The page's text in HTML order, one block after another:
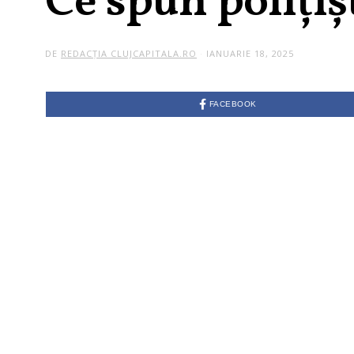
DE REDACȚIA CLUJCAPITALA.RO IANUARIE 18, 2025
FACEBOOK